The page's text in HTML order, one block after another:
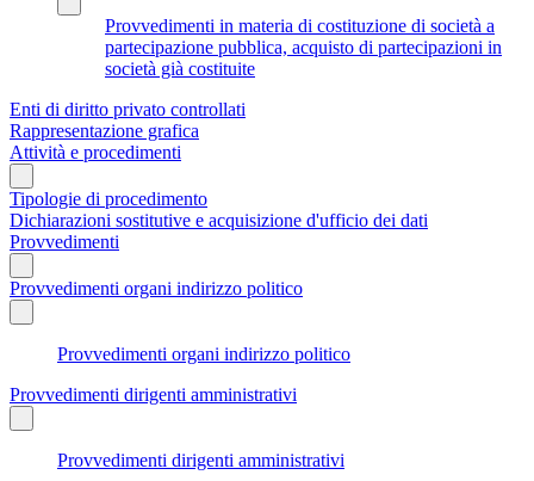
Provvedimenti in materia di costituzione di società a
partecipazione pubblica, acquisto di partecipazioni in
società già costituite
Enti di diritto privato controllati
Rappresentazione grafica
Attività e procedimenti
Tipologie di procedimento
Dichiarazioni sostitutive e acquisizione d'ufficio dei dati
Provvedimenti
Provvedimenti organi indirizzo politico
Provvedimenti organi indirizzo politico
Provvedimenti dirigenti amministrativi
Provvedimenti dirigenti amministrativi